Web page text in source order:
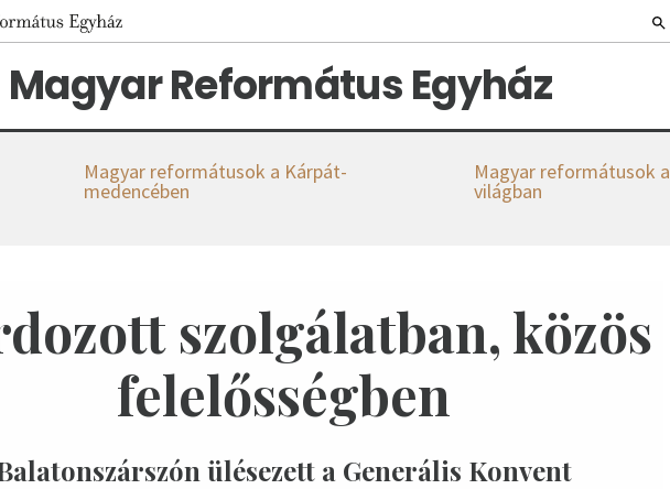
Magyar Református Egyház
Magyar reformátusok a Kárpát-
medencében
Magyar reformátusok a
világban
szolgálatban, közös
felelősségben
ülésezett a Generális Konvent